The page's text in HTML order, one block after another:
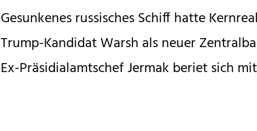
Gesunkenes russisches Schiff hatte
Trump-Kandidat Warsh als neuer
Ex-Präsidialamtschef Jermak beriet sich